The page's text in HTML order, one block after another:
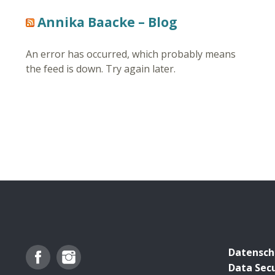
Annika Baacke – Blog
An error has occurred, which probably means
the feed is down. Try again later.
Facebook
Data